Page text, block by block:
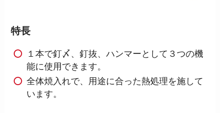
特長
１本で釘〆、釘抜、ハンマーとして３つの機
能に使用できます。
全体焼入れで、用途に合った熱処理を施して
います。